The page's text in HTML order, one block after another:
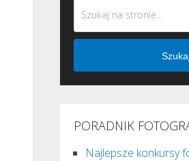
PORADNIK
Najlepsze konkursy